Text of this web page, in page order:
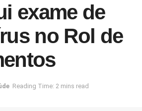
exame de
no Rol de
Reading Time: 2 mins read